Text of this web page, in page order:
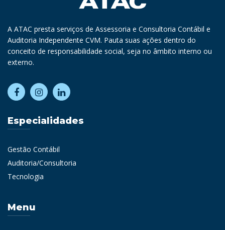
A ATAC presta serviços de Assessoria e Consultoria Contábil e
Auditoria Independente CVM. Pauta suas ações dentro do
conceito de responsabilidade social, seja no âmbito interno ou
externo.
Especialidades
Gestão Contábil
Auditoria/Consultoria
Tecnologia
Menu